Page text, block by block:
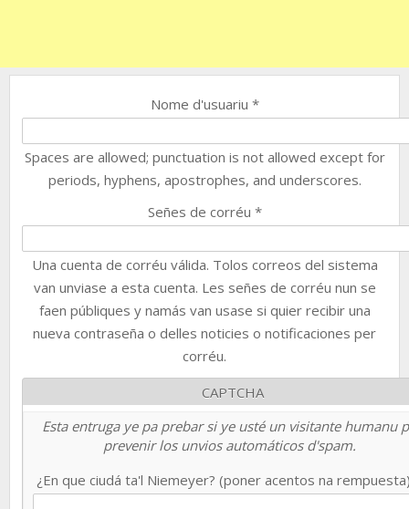
Nome d'usuariu *
Spaces are allowed; punctuation is not allowed except for
periods, hyphens, apostrophes, and underscores.
Señes de corréu *
Una cuenta de corréu válida. Tolos correos del sistema
van unviase a esta cuenta. Les señes de corréu nun se
faen públiques y namás van usase si quier recibir una
nueva contraseña o delles noticies o notificaciones per
corréu.
CAPTCHA
Esta entruga ye pa prebar si ye usté un visitante humanu
prevenir los unvios automáticos d'spam.
¿En que ciudá ta'l Niemeyer? (poner acentos na